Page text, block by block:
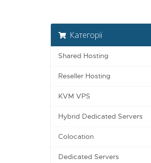
Категорії
Shared Hosting
Reseller Hosting
KVM VPS
Hybrid Dedicated Servers
Colocation
Dedicated Servers